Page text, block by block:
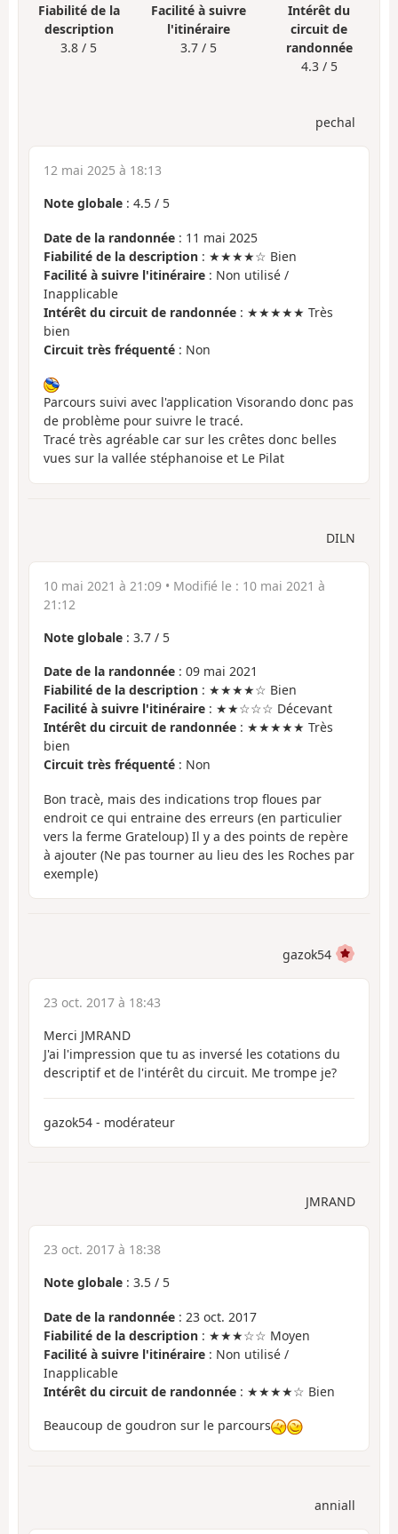
Fiabilité de la
description
3.8 / 5
Facilité à suivre
l'itinéraire
3.7 / 5
Intérêt du
circuit de
randonnée
4.3 / 5
pechal
12 mai 2025 à 18:13
Note globale : 4.5 / 5
Date de la randonnée : 11 mai 2025
Fiabilité de la description : ★★★★☆ Bien
Facilité à suivre l'itinéraire : Non utilisé /
Inapplicable
Intérêt du circuit de randonnée : ★★★★★ Très
bien
Circuit très fréquenté : Non
Parcours suivi avec l'application Visorando donc pas
de problème pour suivre le tracé.
Tracé très agréable car sur les crêtes donc belles
vues sur la vallée stéphanoise et Le Pilat
DILN
10 mai 2021 à 21:09 • Modifié le : 10 mai 2021 à
21:12
Note globale : 3.7 / 5
Date de la randonnée : 09 mai 2021
Fiabilité de la description : ★★★★☆ Bien
Facilité à suivre l'itinéraire : ★★☆☆☆ Décevant
Intérêt du circuit de randonnée : ★★★★★ Très
bien
Circuit très fréquenté : Non
Bon tracè, mais des indications trop floues par
endroit ce qui entraine des erreurs (en particulier
vers la ferme Grateloup) Il y a des points de repère
à ajouter (Ne pas tourner au lieu des les Roches par
exemple)
gazok54
23 oct. 2017 à 18:43
Merci JMRAND
J'ai l'impression que tu as inversé les cotations du
descriptif et de l'intérêt du circuit. Me trompe je?
gazok54 - modérateur
JMRAND
23 oct. 2017 à 18:38
Note globale : 3.5 / 5
Date de la randonnée : 23 oct. 2017
Fiabilité de la description : ★★★☆☆ Moyen
Facilité à suivre l'itinéraire : Non utilisé /
Inapplicable
Intérêt du circuit de randonnée : ★★★★☆ Bien
Beaucoup de goudron sur le parcours
anniall